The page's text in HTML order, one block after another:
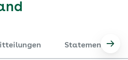
Statements